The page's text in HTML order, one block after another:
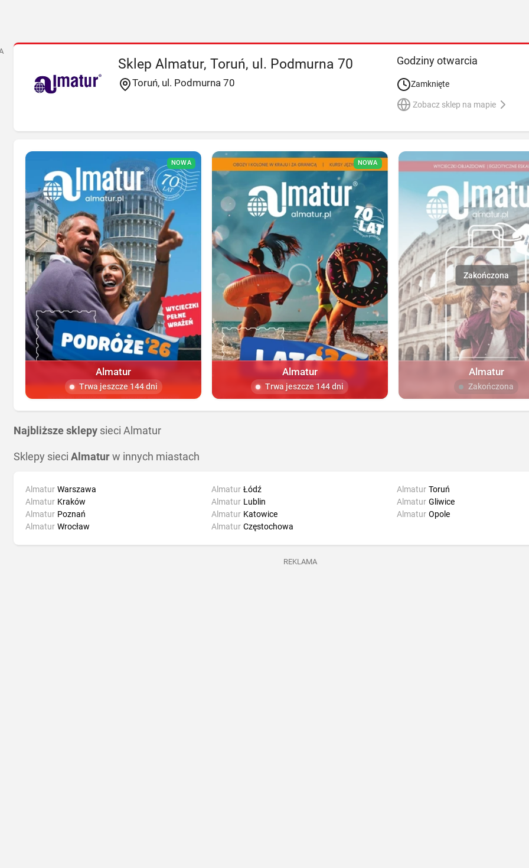
Sklep Almatur, Toruń, ul. Podmurna 70
Toruń, ul. Podmurna 70
Godziny otwarcia
Zamknięte
Zobacz sklep na mapie
NOWA
Almatur
Trwa jeszcze 144 dni
NOWA
Almatur
Trwa jeszcze 144 dni
Almatur
Zakończona
Najbliższe sklepy sieci Almatur
Sklepy sieci Almatur w innych miastach
Almatur Warszawa
Almatur Kraków
Almatur Poznań
Almatur Wrocław
Almatur Łódź
Almatur Lublin
Almatur Katowice
Almatur Częstochowa
Almatur Toruń
Almatur Gliwice
Almatur Opole
REKLAMA